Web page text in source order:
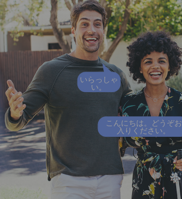
こんにちは。どうぞお
入りください。
いらっしゃ
い。